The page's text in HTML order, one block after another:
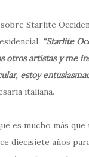
Starlite
“Starlite
otros artistas y me
estoy
italiana.
es mucho más
diecisiete años